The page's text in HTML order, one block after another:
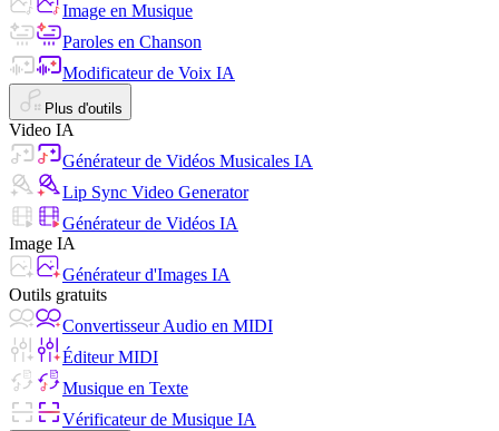
Image en Musique
Paroles en Chanson
Modificateur de Voix IA
Plus d'outils
Video IA
Générateur de Vidéos Musicales IA
Lip Sync Video Generator
Générateur de Vidéos IA
Image IA
Générateur d'Images IA
Outils gratuits
Convertisseur Audio en MIDI
Éditeur MIDI
Musique en Texte
Vérificateur de Musique IA